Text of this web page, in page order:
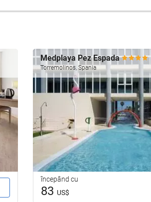
Medplaya Pez Espada
Torremolinos, Spania
începând cu
83 US$